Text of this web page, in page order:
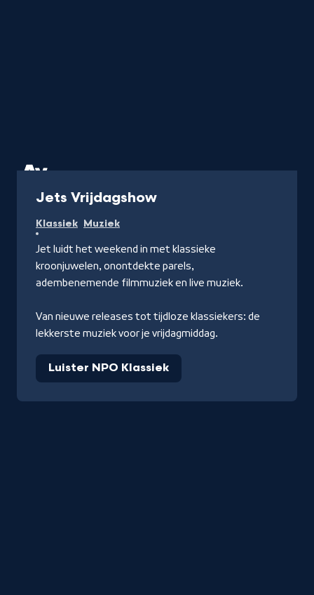
Jets Vrijdagshow
Klassiek Muziek
Jet luidt het weekend in met klassieke
kroonjuwelen, onontdekte parels,
adembenemende filmmuziek en live muziek.
Van nieuwe releases tot tijdloze klassiekers: de
lekkerste muziek voor je vrijdagmiddag.
Luister NPO Klassiek